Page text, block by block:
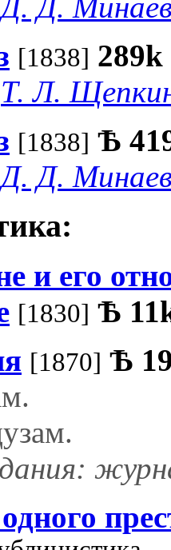
Д. Д.
[1838] 289k
Т. Л.
[1838] Ѣ
Д. Д.
и его
[1830] Ѣ
[1870] Ѣ